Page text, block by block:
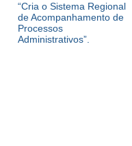
“Cria o Sistema Regional
de Acompanhamento de
Processos
Administrativos”.